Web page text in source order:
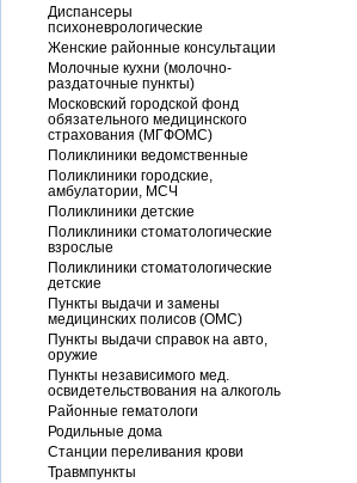
Диспансеры
психоневрологические
Женские районные консультации
Молочные кухни (молочно-
раздаточные пункты)
Московский городской фонд
обязательного медицинского
страхования (МГФОМС)
Поликлиники ведомственные
Поликлиники городские,
амбулатории, МСЧ
Поликлиники детские
Поликлиники стоматологические
взрослые
Поликлиники стоматологические
детские
Пункты выдачи и замены
медицинских полисов (ОМС)
Пункты выдачи справок на авто,
оружие
Пункты независимого мед.
освидетельствования на алкоголь
Районные гематологи
Родильные дома
Станции переливания крови
Травмпункты